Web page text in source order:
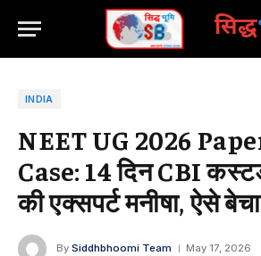
सिद्ध
INDIA
NEET UG 2026
Case: 14 दिन CBI
की एक्सपर्ट मनीषा, ऐसे
By Siddhbhoomi Team May 17, 2026